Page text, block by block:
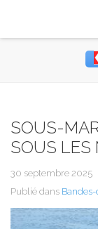
SOUS-
SOUS LES
30 septembre 2025
Publié dans